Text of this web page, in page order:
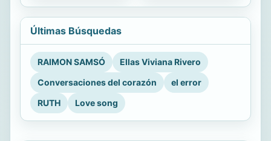
Últimas Búsquedas
RAIMON SAMSÓ
Ellas Viviana Rivero
Conversaciones del corazón
el error
RUTH
Love song